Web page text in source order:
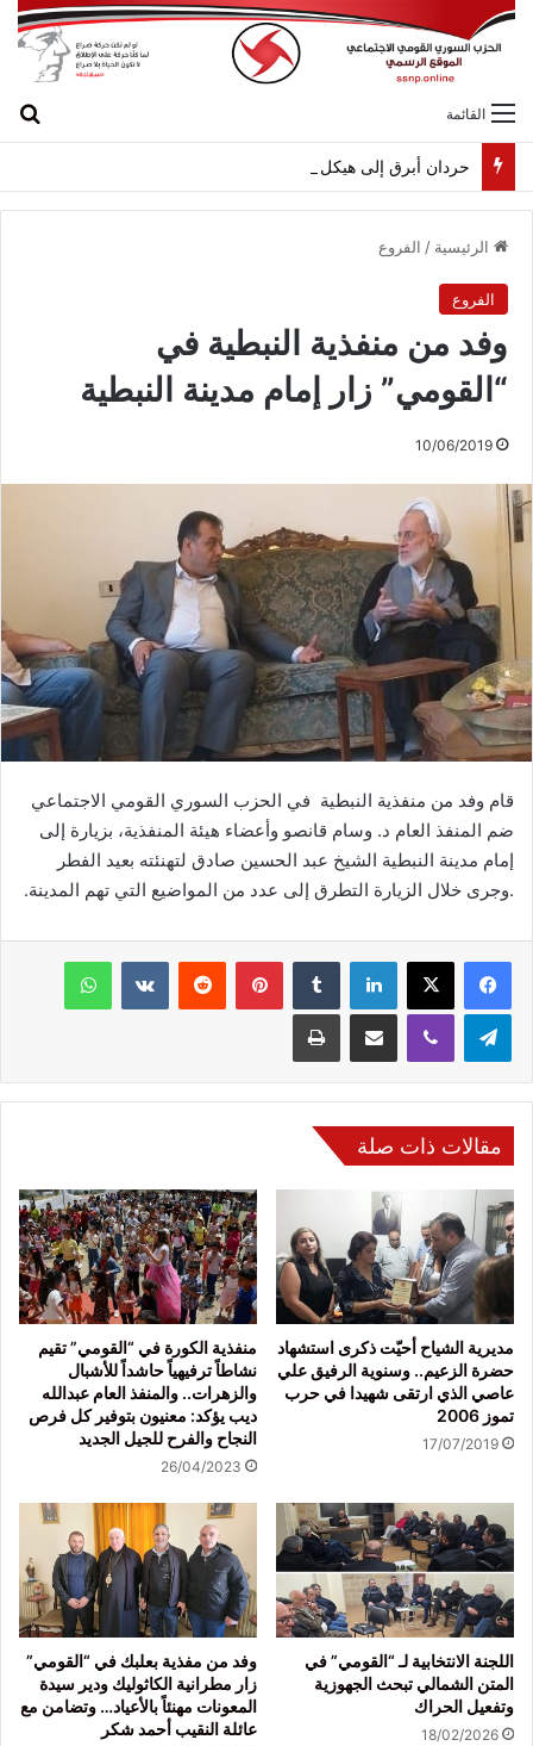
القائمة
حردان أبرق إلى هيكل مهنئاً بمناسبة عيد الجيش
الرئيسية / الفروع
الفروع
وفد من منفذية النبطية في
“القومي” زار إمام مدينة النبطية
10/06/2019
قام وفد من منفذية النبطية في الحزب السوري القومي الاجتماعي
ضم المنفذ العام د. وسام قانصو وأعضاء هيئة المنفذية، بزيارة إلى
إمام مدينة النبطية الشيخ عبد الحسين صادق لتهنئته بعيد الفطر
.وجرى خلال الزيارة التطرق إلى عدد من المواضيع التي تهم المدينة.
فيسبوك لينكدإن بينتيريست
مقالات ذات صلة
مديرية الشياح أحيّت ذكرى استشهاد
حضرة الزعيم.. وسنوية الرفيق علي
عاصي الذي ارتقى شهيدا في حرب
تموز 2006
17/07/2019
منفذية الكورة في “القومي” تقيم
نشاطاً ترفيهياً حاشداً للأشبال
والزهرات.. والمنفذ العام عبدالله
ديب يؤكد: معنيون بتوفير كل فرص
النجاح والفرح للجيل الجديد
26/04/2023
اللجنة الانتخابية لـ “القومي” في
المتن الشمالي تبحث الجهوزية
وتفعيل الحراك
18/02/2026
وفد من مفذية بعلبك في “القومي”
زار مطرانية الكاثوليك ودير سيدة
المعونات مهنئاً بالأعياد… وتضامن مع
عائلة النقيب أحمد شكر